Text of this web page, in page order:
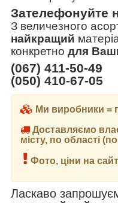
Зателефонуйте
З величезного
найкращий
конкретно для
(067) 411-50-49
(050) 410-67-05
Ми виробники =
Доставляємо
місту, по області (по
Фото, ціни на
Ласкаво